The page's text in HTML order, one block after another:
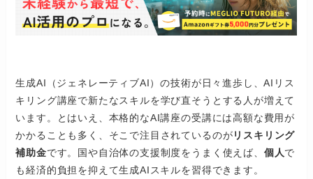
生成AI（ジェネレーティブAI）の技術が日々進歩し、AIリス
キリング講座で新たなスキルを学び直そうとする人が増えて
います。とはいえ、本格的なAI講座の受講には高額な費用が
かかることも多く、そこで注目されているのがリスキリング
補助金です。国や自治体の支援制度をうまく使えば、 個人で
も経済的負担を抑えて生成AIスキルを習得できます。